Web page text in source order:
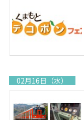
02月16日（水）